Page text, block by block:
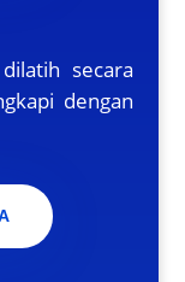
secara
dengan